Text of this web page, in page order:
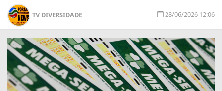
TV DIVERSIDADE 28/06/2026 12:06